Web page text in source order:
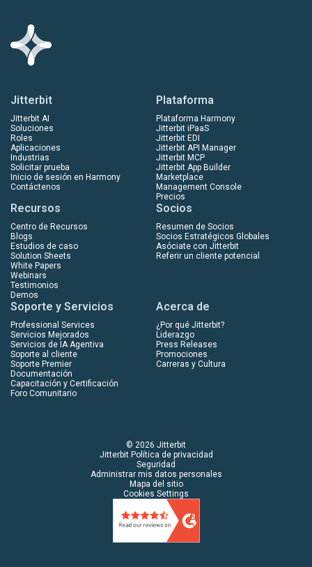
Jitterbit
Jitterbit AI
Soluciones
Roles
Aplicaciones
Industrias
Solicitar prueba
Inicio de sesión en Harmony
Contáctenos
Plataforma
Plataforma Harmony
Jitterbit iPaaS
Jitterbit EDI
Jitterbit API Manager
Jitterbit MCP
Jitterbit App Builder
Marketplace
Management Console
Precios
Recursos
Centro de Recursos
Blogs
Estudios de caso
Solution Sheets
White Papers
Webinars
Testimonios
Demos
Socios
Resumen de Socios
Socios Estratégicos Globales
Asóciate con Jitterbit
Referir un cliente potencial
Soporte y Servicios
Professional Services
Servicios Mejorados
Servicios de IA Agentiva
Soporte al cliente
Soporte Premier
Documentación
Capacitación y Certificación
Foro Comunitario
Acerca de
¿Por qué Jitterbit?
Liderazgo
Press Releases
Promociones
Carreras y Cultura
© 2026 Jitterbit
Jitterbit Política de privacidad
Seguridad
Administrar mis datos personales
Mapa del sitio
Cookies Settings